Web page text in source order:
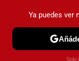
MENÚ
Ya puedes ver
Solo